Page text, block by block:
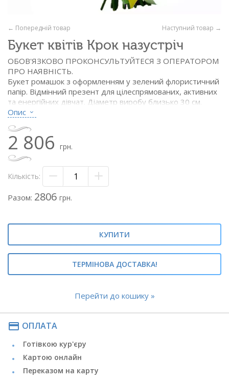
Наступний товар →
← Попередній товар
Букет квітів Крок назустріч
ОБОВ'ЯЗКОВО ПРОКОНСУЛЬТУЙТЕСЯ З ОПЕРАТОРОМ
ПРО НАЯВНІСТЬ.
Букет ромашок з оформленням у зелений флористичний
папір. Відмінний презент для цілеспрямованих, активних
та енергійних дівчат. Діаметр виробу близько 30 см.
Склад:
- ромашки – 31 шт.
- флористичний папір зелений
- стрічка атласна
Теги: #ромашки#букет ромашок#букет з
ромашками#композиція з ромашками#
#ромашка#букет з ромашок#ромашки в букеті
Опис
2 806 грн.
Кількість:
Разом: 2806 грн.
КУПИТИ
ТЕРМІНОВА ДОСТАВКА!
Перейти до кошику »
payment ОПЛАТА
Готівкою кур'єру
Картою онлайн
Переказом на карту